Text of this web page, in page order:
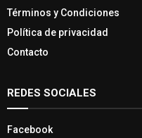
Términos y Condiciones
Política de privacidad
Contacto
REDES SOCIALES
Facebook